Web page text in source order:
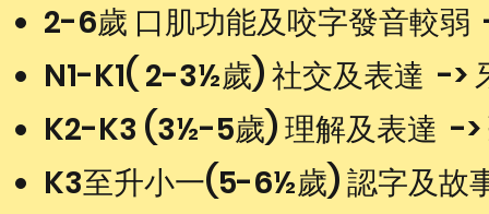
2-6歲 口肌功能及咬字發音較
N1-K1( 2-3½歲) 社交及表達 ->
K2-K3 (3½-5歲) 理解及表達 ->
K3至升小一(5-6½歲) 認字及故